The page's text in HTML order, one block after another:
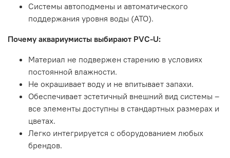
Системы автоподмены и автоматического
поддержания уровня воды (ATO).
Почему аквариумисты выбирают PVC-U:
Материал не подвержен старению в условиях
постоянной влажности.
Не окрашивает воду и не впитывает запахи.
Обеспечивает эстетичный внешний вид системы –
все элементы доступны в стандартных размерах и
цветах.
Легко интегрируется с оборудованием любых
брендов.